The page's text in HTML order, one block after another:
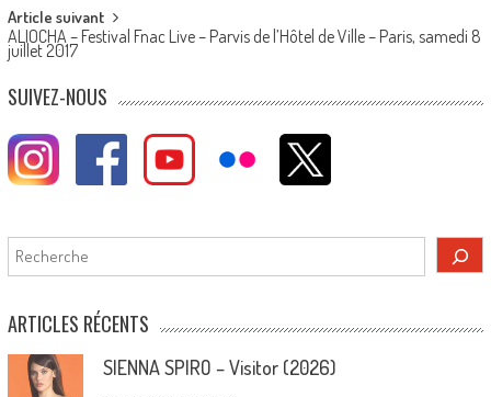
Article suivant
ALIOCHA – Festival Fnac Live – Parvis de l’Hôtel de Ville – Paris, samedi 8
juillet 2017
SUIVEZ-NOUS
Rechercher
ARTICLES RÉCENTS
SIENNA SPIRO – Visitor (2026)